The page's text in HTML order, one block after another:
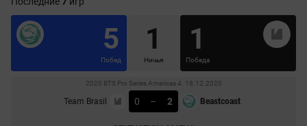
5
Побед
1
Ничья
1
Победа
2020 BTS Pro Series Americas 4. 18.12.2020
Team Brasil 0 – 2 Beastcoast